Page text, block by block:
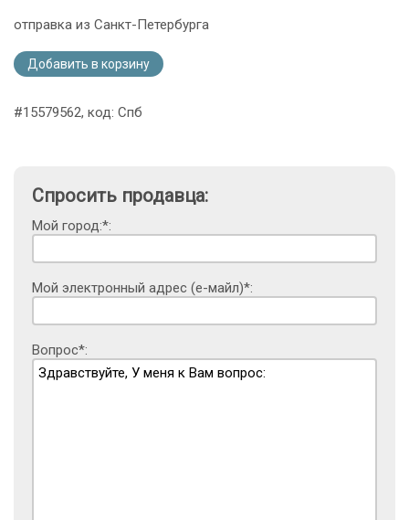
отправка из Санкт-Петербурга
Добавить в корзину
#15579562, код: Спб
Спросить продавца:
Мой город:*:
Мой электронный адрес (е-майл)*:
Вопрос*: